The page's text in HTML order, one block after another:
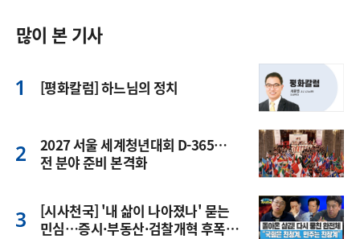
많이 본 기사
[평화칼럼] 하느님의 정치
2027 서울 세계청년대회 D-365…
전 분야 준비 본격화
[시사천국] '내 삶이 나아졌나' 묻는
민심…증시·부동산·검찰개혁 후폭